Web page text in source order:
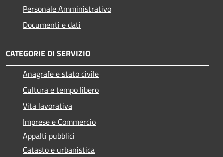
Personale Amministrativo
Documenti e dati
CATEGORIE DI SERVIZIO
Anagrafe e stato civile
Cultura e tempo libero
Vita lavorativa
Imprese e Commercio
Appalti pubblici
Catasto e urbanistica